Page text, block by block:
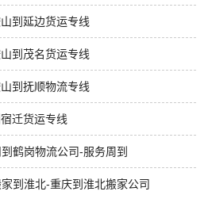
到延边货运专线
到茂名货运专线
到抚顺物流专线
迁货运专线
鹤岗物流公司-服务周到
到淮北-重庆到淮北搬家公司